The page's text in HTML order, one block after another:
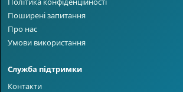
Поширені запитання
Про нас
Умови використання
Служба підтримки
Контакти